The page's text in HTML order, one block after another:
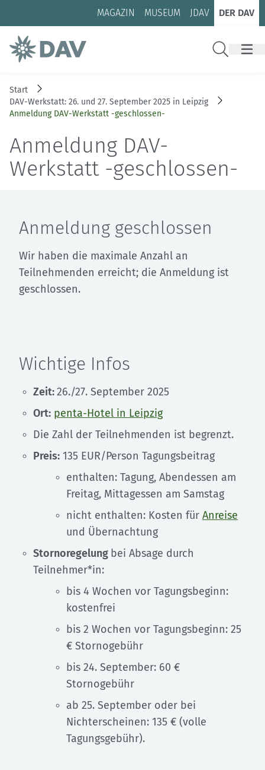
Zum Inhalt
Zur Footer-Navigation
MAGAZIN MUSEUM JDAV DER DAV
Start
DAV-Werkstatt: 26. und 27. September 2025 in Leipzig
Anmeldung DAV-Werkstatt -geschlossen-
Anmeldung DAV-
Werkstatt -geschlossen-
Anmeldung geschlossen
Wir haben die maximale Anzahl an
Teilnehmenden erreicht; die Anmeldung ist
geschlossen.
Wichtige Infos
Zeit:26./27. September 2025
Ort: penta-Hotel in Leipzig
Die Zahl der Teilnehmenden ist begrenzt.
Preis: 135 EUR/Person Tagungsbeitrag
enthalten: Tagung, Abendessen am
Freitag, Mittagessen am Samstag
nicht enthalten: Kosten für Anreise
und Übernachtung
Stornoregelung bei Absage durch
Teilnehmer*in:
bis 4 Wochen vor Tagungsbeginn:
kostenfrei
bis 2 Wochen vor Tagungsbeginn: 25
€ Stornogebühr
bis 24. September: 60 €
Stornogebühr
ab 25. September oder bei
Nichterscheinen: 135 € (volle
Tagungsgebühr).